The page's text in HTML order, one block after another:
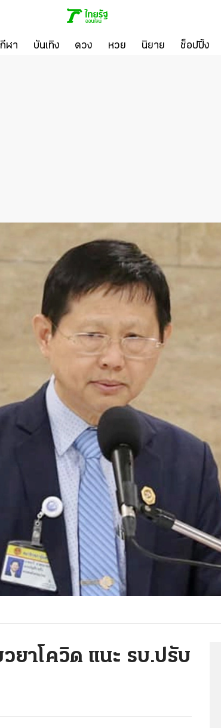
กีฬา บันเทิง ดวง หวย นิยาย ช็อปปิ้ง
ยาโควิด แนะ รบ.ปรับ